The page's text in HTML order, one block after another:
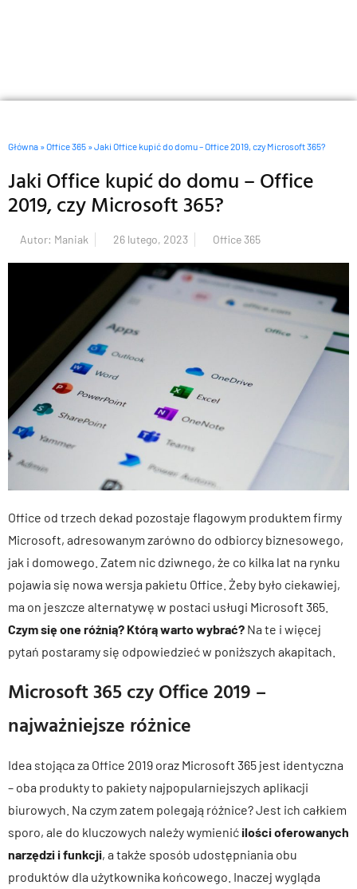
Główna »Office 365 »Jaki Office kupić do domu – Office 2019, czy Microsoft 365?
Jaki Office kupić do domu – Office
2019, czy Microsoft 365?
Autor: Maniak 26 lutego, 2023 Office 365
Office od trzech dekad pozostaje flagowym produktem firmy
Microsoft, adresowanym zarówno do odbiorcy biznesowego,
jak i domowego. Zatem nic dziwnego, że co kilka lat na rynku
pojawia się nowa wersja pakietu Office. Żeby było ciekawiej,
ma on jeszcze alternatywę w postaci usługi Microsoft 365.
Czym się one różnią? Którą warto wybrać? Na te i więcej
pytań postaramy się odpowiedzieć w poniższych akapitach.
Microsoft 365 czy Office 2019 –
najważniejsze różnice
Idea stojąca za Office 2019 oraz Microsoft 365 jest identyczna
– oba produkty to pakiety najpopularniejszych aplikacji
biurowych. Na czym zatem polegają różnice? Jest ich całkiem
sporo, ale do kluczowych należy wymienićilości oferowanych
narzędzi i funkcji, a także sposób udostępniania obu
produktów dla użytkownika końcowego. Inaczej wygląda